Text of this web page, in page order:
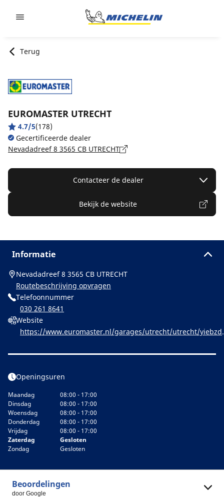
Terug
EUROMASTER UTRECHT
4.7/5(178)
Gecertificeerde dealer
Nevadadreef 8 3565 CB UTRECHT
Contacteer de dealer
Bekijk de website
Informatie
Nevadadreef 8 3565 CB UTRECHT
Routebeschrijving opvragen
Telefoonnummer
030 261 8641
Website
https://www.euromaster.nl/garages/utrecht/utrecht/
Openingsuren
Maandag
08:00 - 17:00
Dinsdag
08:00 - 17:00
Woensdag
08:00 - 17:00
Donderdag
08:00 - 17:00
Vrijdag
08:00 - 17:00
Zaterdag
Gesloten
Zondag
Gesloten
Beoordelingen
door Google